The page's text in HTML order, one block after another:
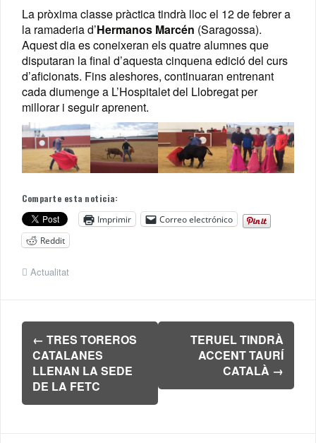
La pròxima classe pràctica tindrà lloc el 12 de febrer a
la ramaderia d’Hermanos Marcén (Saragossa).
Aquest dia es coneixeran els quatre alumnes que
disputaran la final d’aquesta cinquena edició del curs
d’aficionats. Fins aleshores, continuaran entrenant
cada diumenge a L’Hospitalet del Llobregat per
millorar i seguir aprenent.
Comparte esta noticia:
Imprimir
Correo electrónico
Reddit
Actualitat
Navegación
de
entradas
← TRES TOREROS
CATALANES
LLENAN LA SEDE
DE LA FETC
TERUEL TINDRÀ
ACCENT TAURÍ
CATALÀ →